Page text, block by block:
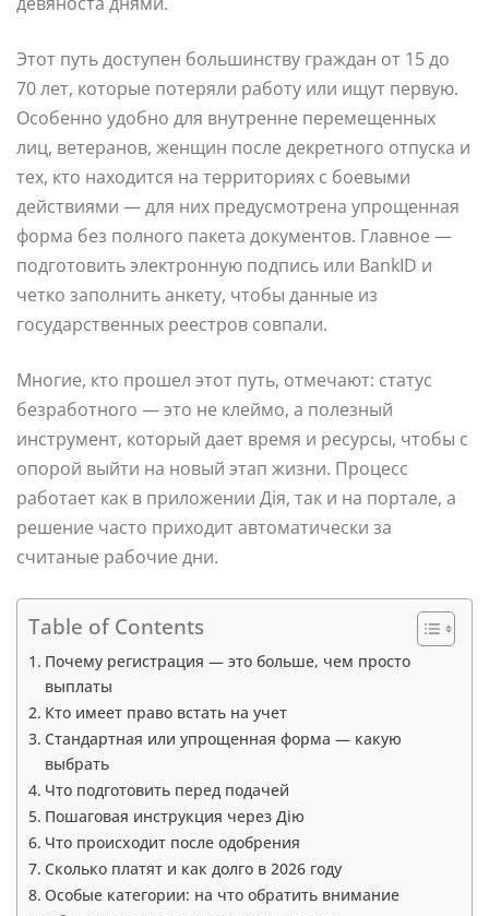
Этот путь доступен большинству граждан от 15 до
70 лет, которые потеряли работу или ищут первую.
Особенно удобно для внутренне перемещенных
лиц, ветеранов, женщин после декретного отпуска и
тех, кто находится на территориях с боевыми
действиями — для них предусмотрена упрощенная
форма без полного пакета документов. Главное —
подготовить электронную подпись или BankID и
четко заполнить анкету, чтобы данные из
государственных реестров совпали.
Многие, кто прошел этот путь, отмечают: статус
безработного — это не клеймо, а полезный
инструмент, который дает время и ресурсы, чтобы с
опорой выйти на новый этап жизни. Процесс
работает как в приложении Дія, так и на портале, а
решение часто приходит автоматически за
считаные рабочие дни.
Table of Contents
Почему регистрация — это больше, чем просто
выплаты
Кто имеет право встать на учет
Стандартная или упрощенная форма — какую
выбрать
Что подготовить перед подачей
Пошаговая инструкция через Дію
Что происходит после одобрения
Сколько платят и как долго в 2026 году
Особые категории: на что обратить внимание